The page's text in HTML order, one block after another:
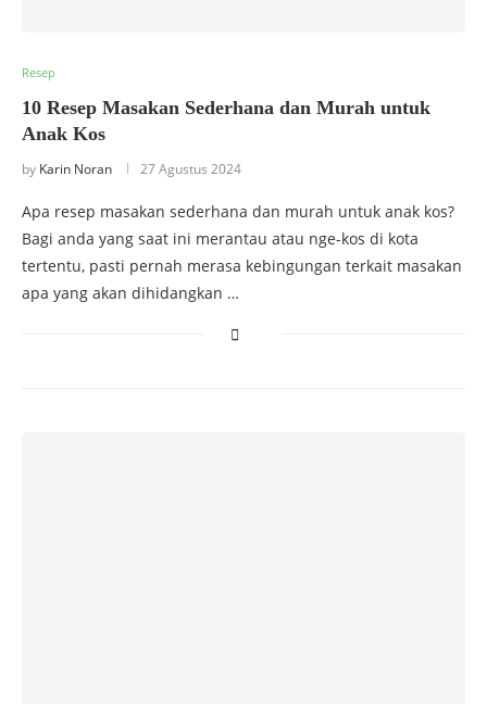
Resep
10 Resep Masakan Sederhana dan Murah untuk
Anak Kos
by Karin Noran 27 Agustus 2024
Apa resep masakan sederhana dan murah untuk anak kos?
Bagi anda yang saat ini merantau atau nge-kos di kota
tertentu, pasti pernah merasa kebingungan terkait masakan
apa yang akan dihidangkan …